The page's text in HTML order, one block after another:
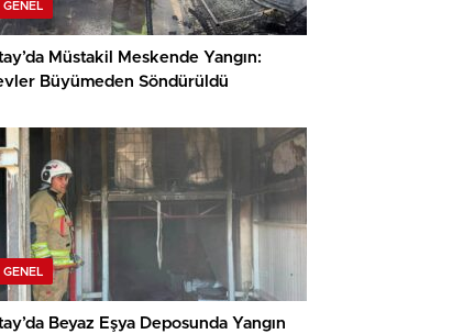
GENEL
Müstakil Meskende Yangın:
Büyümeden Söndürüldü
GENEL
Beyaz Eşya Deposunda Yangın